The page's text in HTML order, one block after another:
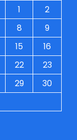
1
2
8
9
15
16
22
23
29
30